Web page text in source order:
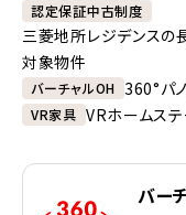
認定保証中古制度
三菱地所レジデンスの
対象物件
バーチャルOH 360°パ
VR家具 VRホームス
バー